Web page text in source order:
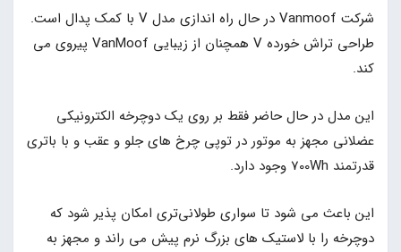
شرکت Vanmoof در حال راه اندازی مدل V با کمک پدال است.
طراحی تراش خورده V همچنان از زیبایی VanMoof پیروی می
کند.
این مدل در حال حاضر فقط بر روی یک دوچرخه الکترونیکی
عضلانی مجهز به موتور در توپی چرخ های جلو و عقب و با باتری
قدرتمند 700Wh وجود دارد.
این باعث می شود تا سواری طولانی‌تری امکان پذیر شود که
دوچرخه را با لاستیک های بزرگ نرم پیش می راند و مجهز به